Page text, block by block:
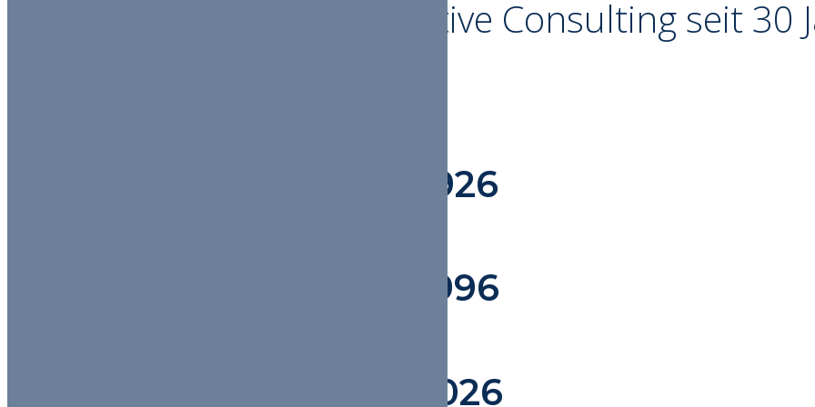
Geprägt von HAGER Executive Consulting seit 30
1926
1996
2026